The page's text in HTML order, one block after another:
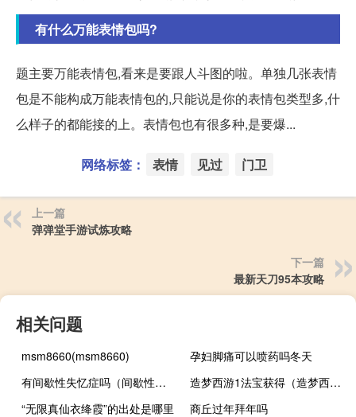
有什么万能表情包吗?
题主要万能表情包,看来是要跟人斗图的啦。单独几张表情
包是不能构成万能表情包的,只能说是你的表情包类型多,什
么样子的都能接的上。表情包也有很多种,是要爆...
网络标签： 表情 见过 门卫
上一篇
弹弹堂手游试炼攻略
下一篇
最新天刀95本攻略
相关问题
msm8660(msm8660)
孕妇脚痛可以喷药吗冬天
有间歇性失忆症吗（间歇性失忆怎么回事）
造梦西游1法宝获得（造梦西游1法宝）
“无限真仙衣绛霞”的出处是哪里
商丘过年拜年吗